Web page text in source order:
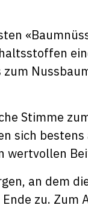
Stimme
sich
wertvollen
an dem
zu. Zum